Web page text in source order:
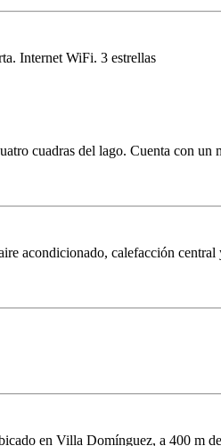
Internet WiFi. 3 estrellas
cuadras del lago. Cuenta con un
acondicionado, calefacción
en Villa Domínguez, a 400 m